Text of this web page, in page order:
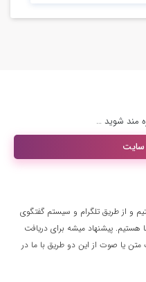
مند شوید …
هستیم و از طریق تلگرام و سیستم گفتگوی
پیشنهاد میشه برای دریافت
یا صوت از این دو طریق با ما در